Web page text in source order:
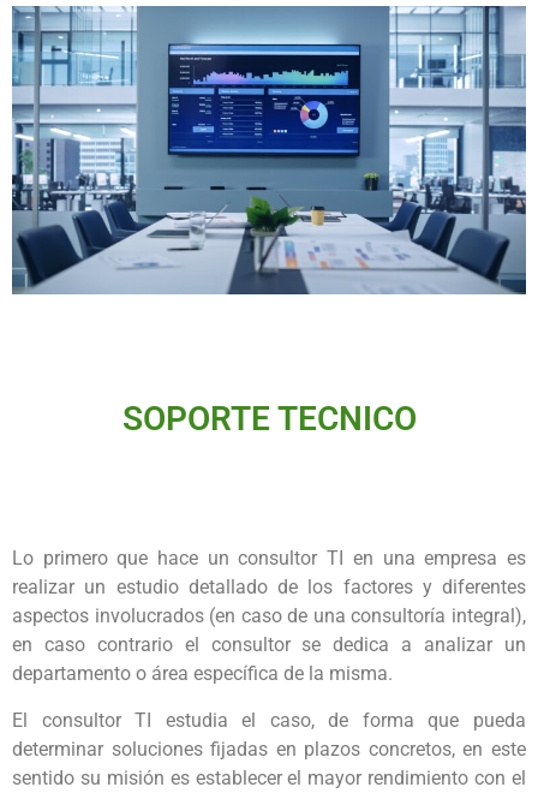
SOPORTE TECNICO
Lo primero que hace un consultor TI en una empresa es
realizar un estudio detallado de los factores y diferentes
aspectos involucrados (en caso de una consultoría integral),
en caso contrario el consultor se dedica a analizar un
departamento o área específica de la misma.
El consultor TI estudia el caso, de forma que pueda
determinar soluciones fijadas en plazos concretos, en este
sentido su misión es establecer el mayor rendimiento con el